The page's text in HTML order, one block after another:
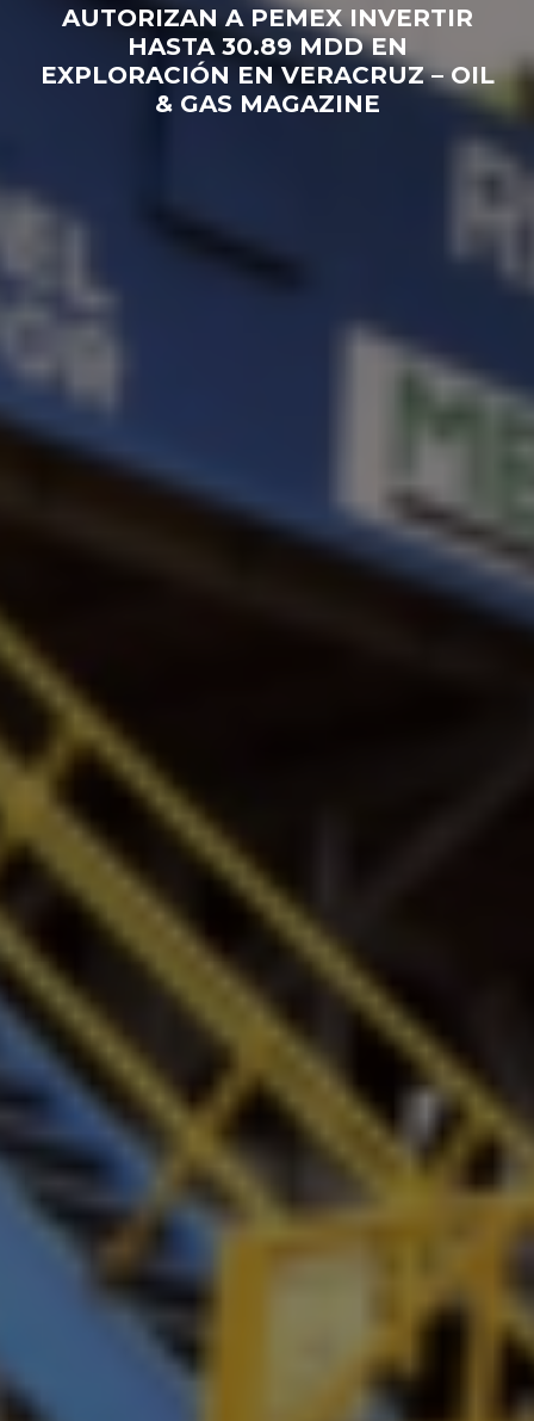
AUTORIZAN A PEMEX INVERTIR
HASTA 30.89 MDD EN
EXPLORACIÓN EN VERACRUZ – OIL
& GAS MAGAZINE